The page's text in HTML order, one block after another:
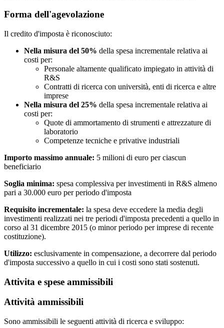
Forma dell'agevolazione
Il credito d'imposta è riconosciuto:
Nella misura del 50% della spesa incrementale relativa ai
costi per:
Personale altamente qualificato impiegato in attività di
R&S
Contratti di ricerca con università, enti di ricerca e altre
imprese
Nella misura del 25% della spesa incrementale relativa ai
costi per:
Quote di ammortamento di strumenti e attrezzature di
laboratorio
Competenze tecniche e privative industriali
Importo massimo annuale: 5 milioni di euro per ciascun
beneficiario
Soglia minima: spesa complessiva per investimenti in R&S almeno
pari a 30.000 euro per periodo d'imposta
Requisito incrementale: la spesa deve eccedere la media degli
investimenti realizzati nei tre periodi d'imposta precedenti a quello in
corso al 31 dicembre 2015 (o minor periodo per imprese di recente
costituzione).
Utilizzo: esclusivamente in compensazione, a decorrere dal periodo
d'imposta successivo a quello in cui i costi sono stati sostenuti.
Attivita e spese ammissibili
Attività ammissibili
Sono ammissibili le seguenti attività di ricerca e sviluppo: